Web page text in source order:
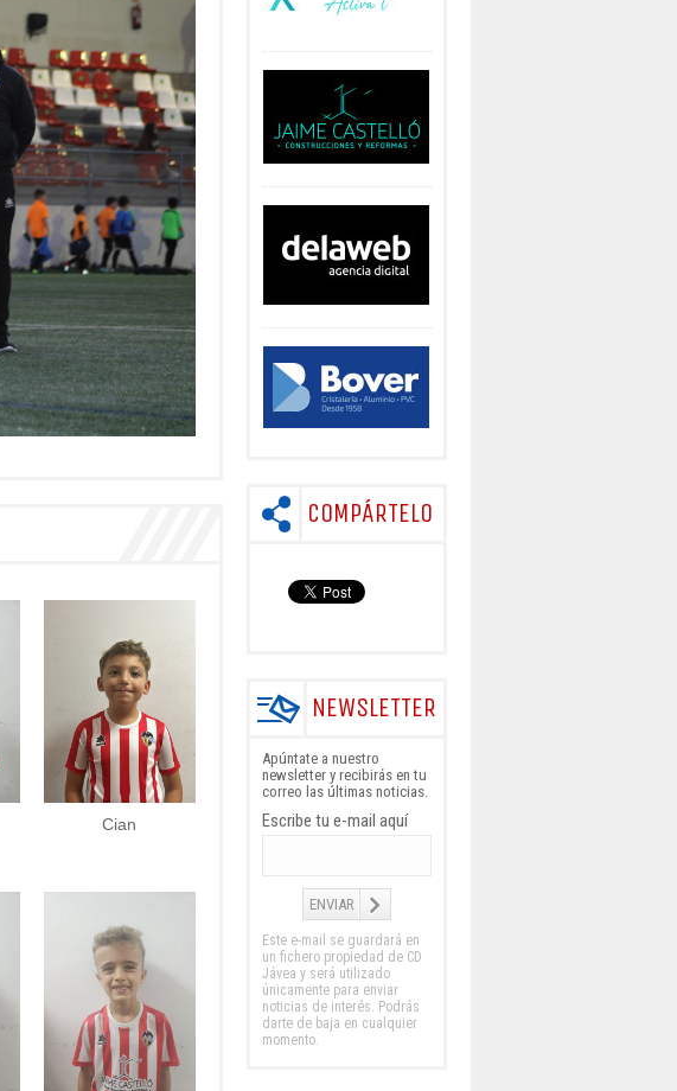
Cian
COMPÁRTELO
NEWSLETTER
Apúntate a nuestro
newsletter y recibirás en tu
correo las últimas noticias.
Escribe tu e-mail aquí
Este e-mail se guardará en
un fichero propiedad de CD
Jávea y será utilizado
únicamente para enviar
noticias de interés. Podrás
darte de baja en cualquier
momento.